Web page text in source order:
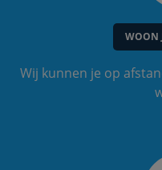
WOON
Wij kunnen je op